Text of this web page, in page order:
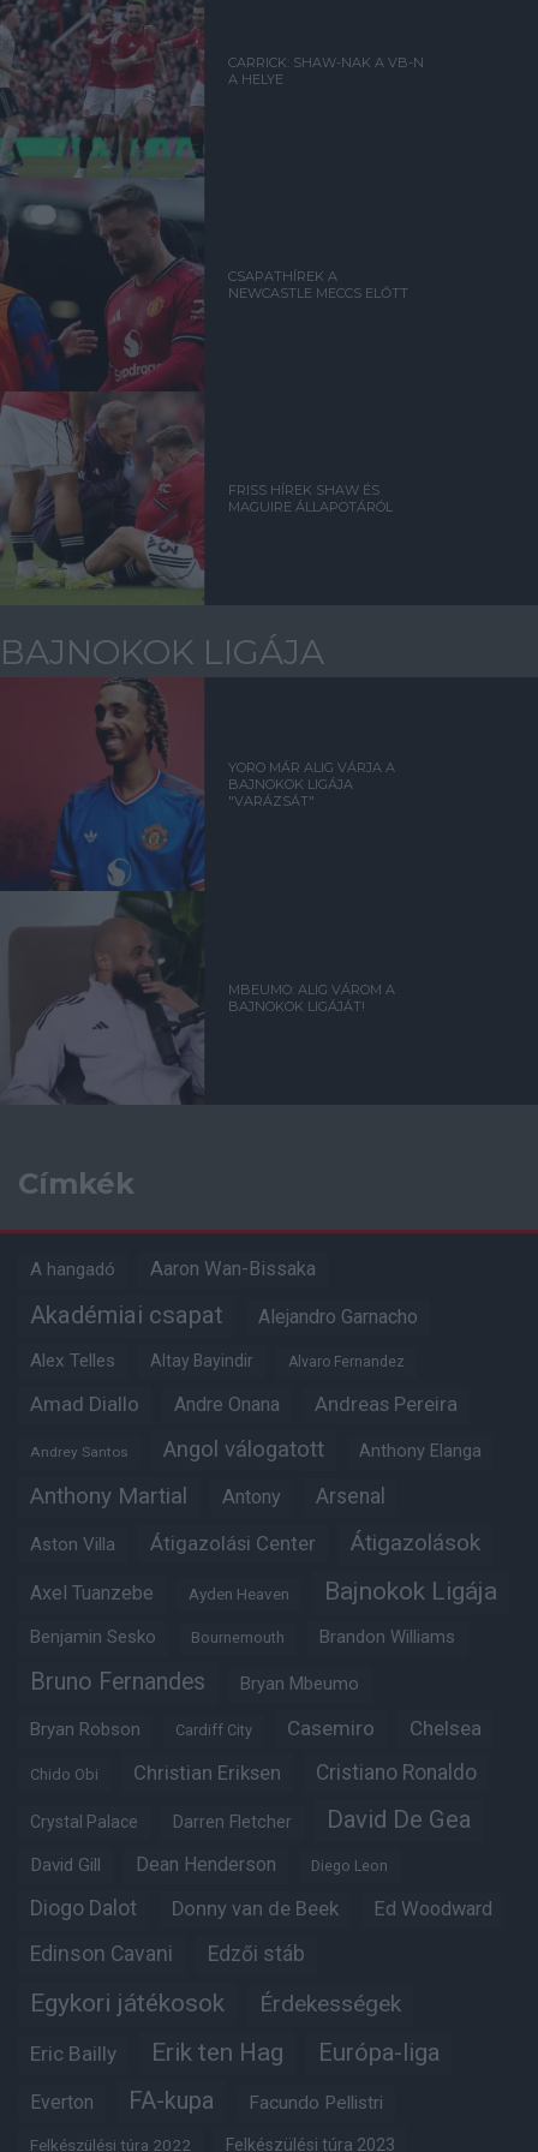
CARRICK: SHAW-NAK A VB-N
A HELYE
CSAPATHÍREK A
NEWCASTLE MECCS ELŐTT
FRISS HÍREK SHAW ÉS
MAGUIRE ÁLLAPOTÁRÓL
BAJNOKOK LIGÁJA
YORO MÁR ALIG VÁRJA A
BAJNOKOK LIGÁJA
"VARÁZSÁT"
MBEUMO: ALIG VÁROM A
BAJNOKOK LIGÁJÁT!
Címkék
A hangadó Aaron Wan-Bissaka
Akadémiai csapat Alejandro Garnacho
Alex Telles Altay Bayindir Alvaro Fernandez
Amad Diallo Andre Onana Andreas Pereira
Andrey Santos Angol válogatott Anthony Elanga
Anthony Martial Antony Arsenal
Aston Villa Átigazolási Center Átigazolások
Axel Tuanzebe Ayden Heaven Bajnokok Ligája
Benjamin Sesko Bournemouth Brandon Williams
Bruno Fernandes Bryan Mbeumo
Bryan Robson Cardiff City Casemiro Chelsea
Chido Obi Christian Eriksen Cristiano Ronaldo
Crystal Palace Darren Fletcher David De Gea
David Gill Dean Henderson Diego Leon
Diogo Dalot Donny van de Beek Ed Woodward
Edinson Cavani Edzői stáb
Egykori játékosok Érdekességek
Eric Bailly Erik ten Hag Európa-liga
Everton FA-kupa Facundo Pellistri
Felkészülési túra 2022 Felkészülési túra 2023